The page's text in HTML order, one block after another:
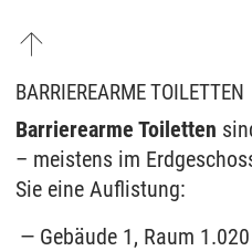
BARRIEREARME TOILETTEN
Barrierearme Toiletten
– meistens im
Sie eine Auflistung:
Gebäude 1, Raum 1.020